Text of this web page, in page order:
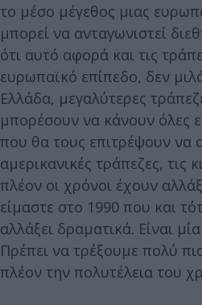
το μέσο μέγεθος μιας
μπορεί να ανταγωνιστεί
ότι αυτό αφορά και τις
ευρωπαϊκό επίπεδο, δεν
Ελλάδα, μεγαλύτερες
μπορέσουν να κάνουν όλες
που θα τους επιτρέψουν να
αμερικανικές τράπεζες, τις
πλέον οι χρόνοι έχουν
είμαστε στο 1990 που και
αλλάξει δραματικά. Είναι
Πρέπει να τρέξουμε πολύ
πλέον την πολυτέλεια του